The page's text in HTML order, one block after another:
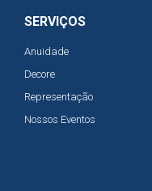
SERVIÇOS
Anuidade
Decore
Representação
Nossos Eventos